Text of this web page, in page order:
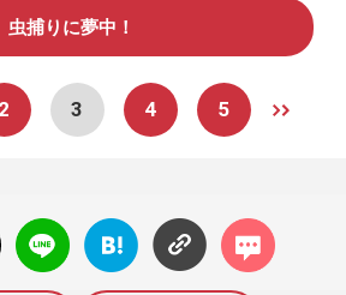
虫捕りに夢中！
2 3 4 5
LINE
はてな
ブック
コメン
ト